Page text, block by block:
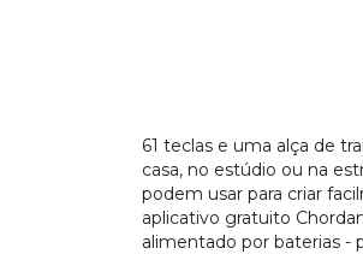
61 teclas e uma alça de
casa, no estúdio ou na
podem usar para criar
aplicativo gratuito
alimentado por baterias -